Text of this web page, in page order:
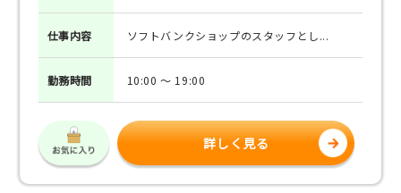
仕事内容 ソフトバンクショップのスタッフとし...
勤務時間 10:00 ～ 19:00
詳しく見る